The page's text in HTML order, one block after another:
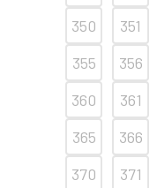
350
351
355
356
360
361
365
366
370
371